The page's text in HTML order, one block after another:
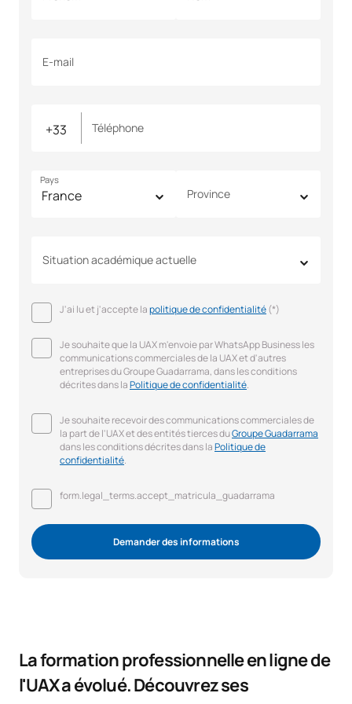
E-mail
Téléphone
Pays
Province
Situation académique actuelle
J'ai lu et j'accepte lapolitique de confidentialité(*)
Je souhaite que la UAX m'envoie par WhatsApp Business les
communications commerciales de la UAX et d'autres
entreprises du Groupe Guadarrama, dans les conditions
décrites dans laPolitique de confidentialité.
Je souhaite recevoir des communications commerciales de
la part de l'UAX et des entités tierces duGroupe Guadarrama
dans les conditions décrites dans laPolitique de
confidentialité.
form.legal_terms.accept_matricula_guadarrama
Demander des informations
La formation professionnelle en ligne de
l'UAX a évolué. Découvrez ses